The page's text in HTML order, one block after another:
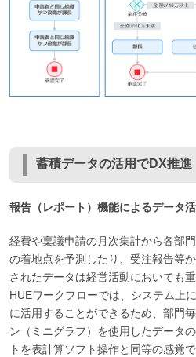
蓄積データの活用でDX推進
報告（レポート）機能によるデータ
経費や稟議申請の月次集計から各部
の着地点を予測したり、受注報告等
されたデータは経営活動においても
HUEワークフローでは、システム上
に活用することができるため、部門
ン（ミニグラフ）を使用したデータ
トを表計算ソフト操作と同等の感覚